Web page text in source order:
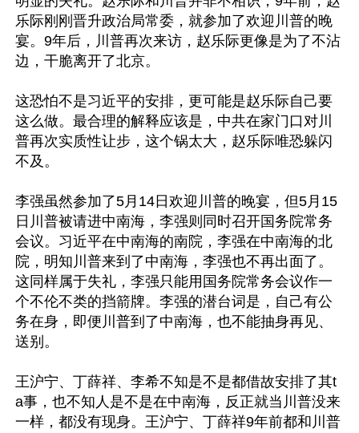
乐际刚刚晋升政治局常委，就参加了欢迎川普的晚
宴。9年后，川普再次来访，赵乐际更像是为了不沾
边，干脆离开了北京。
这恐怕不是习近平的安排，更可能是赵乐际自己要
这么做。最合理的解释应该是，中共在家门口对川
普再次实质性让步，这个锅太大，赵乐际唯恐躲闪
不及。
李强虽然参加了5月14日欢迎川普的晚宴，但5月15
日川普被请进中南海，李强则同时召开国务院常务
会议。习近平在中南海的南院，李强在中南海的北
院，明知川普来到了中南海，李强也不再出面了。
这同样属于失礼，李强只能用国务院常务会议作一
个不伦不类的挡箭牌。李强的潜台词是，自己有公
务在身，即便川普到了中南海，也不能抽身再见、
送别。
王沪宁、丁薛祥、李希不知是不是都借故安排了其t
a事，也不知人是不是在中南海，反正就当川普没来
一样，都没有现身。王沪宁、丁薛祥9年前都和川普